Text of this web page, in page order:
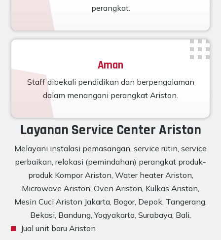
perangkat.
Aman
Staff dibekali pendidikan dan berpengalaman
dalam menangani perangkat Ariston.
Layanan Service Center Ariston
Melayani instalasi pemasangan, service rutin, service
perbaikan, relokasi (pemindahan) perangkat produk-
produk Kompor Ariston, Water heater Ariston,
Microwave Ariston, Oven Ariston, Kulkas Ariston,
Mesin Cuci Ariston Jakarta, Bogor, Depok, Tangerang,
Bekasi, Bandung, Yogyakarta, Surabaya, Bali.
Jual unit baru Ariston